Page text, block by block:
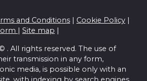
and Conditions | Cookie Policy |
| Site map |
. All rights reserved. The use of
transmission in any form,
media, is possible only with an